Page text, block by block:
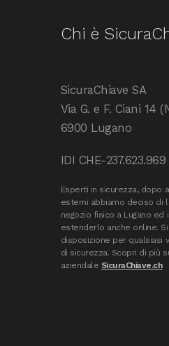
Chi è
SicuraChiave SA
Via G. e F. Ciani 14
6900 Lugano
IDI CHE-237.623.969
Esperti in sicurezza, dopo
esterni abbiamo deciso di
negozio fisico a Lugano ed
estenderlo anche online.
disposizione per qualsiasi
di sicurezza. Scopri di più
aziendale SicuraChiave.ch